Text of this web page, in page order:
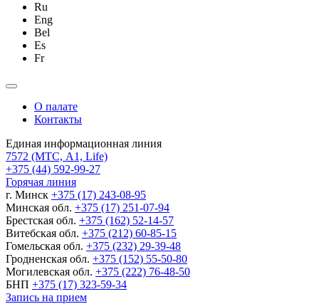
Ru
Eng
Bel
Es
Fr
О палате
Контакты
Единая информационная линия
7572 (МТС, A1, Life)
+375 (44) 592-99-27
Горячая линия
г. Минск +375 (17) 243-08-95
Минская обл. +375 (17) 251-07-94
Брестская обл. +375 (162) 52-14-57
Витебская обл. +375 (212) 60-85-15
Гомельская обл. +375 (232) 29-39-48
Гродненская обл. +375 (152) 55-50-80
Могилевская обл. +375 (222) 76-48-50
БНП +375 (17) 323-59-34
Запись на прием